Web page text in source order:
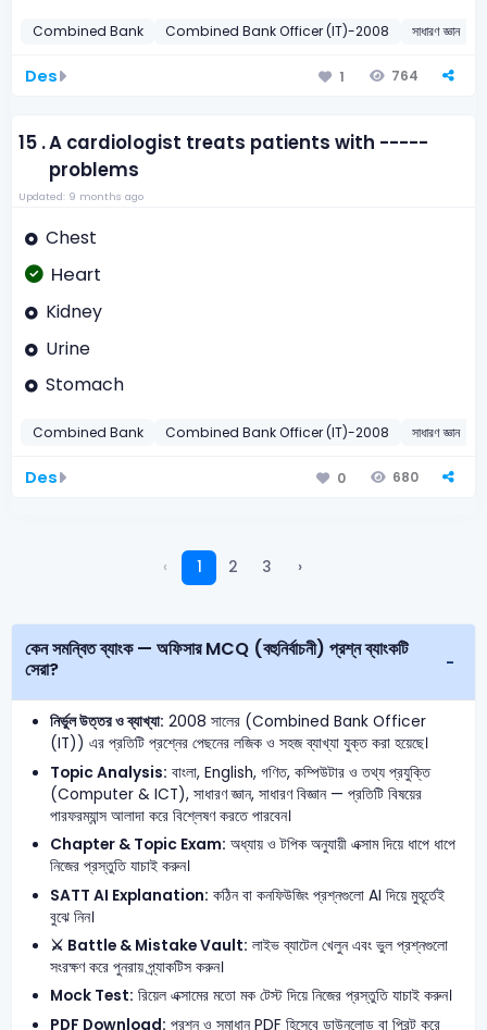
Combined Bank Combined Bank Officer (IT)-2008 সাধারণ জ্ঞান
Des 1 764
15 .A cardiologist treats patients with -----
problems
Updated: 9 months ago
Chest
Heart
Kidney
Urine
Stomach
Combined Bank Combined Bank Officer (IT)-2008 সাধারণ জ্ঞান
Des 0 680
‹ 1 2 3 ›
কেন সমন্বিত ব্যাংক — অফিসার MCQ (বহুনির্বাচনী) প্রশ্ন ব্যাংকটি
সেরা?
নির্ভুল উত্তর ও ব্যাখ্যা: 2008 সালের (Combined Bank Officer
(IT)) এর প্রতিটি প্রশ্নের পেছনের লজিক ও সহজ ব্যাখ্যা যুক্ত করা হয়েছে।
Topic Analysis: বাংলা, English, গণিত, কম্পিউটার ও তথ্য প্রযুক্তি
(Computer & ICT), সাধারণ জ্ঞান, সাধারণ বিজ্ঞান — প্রতিটি বিষয়ের
পারফরম্যান্স আলাদা করে বিশ্লেষণ করতে পারবেন।
Chapter & Topic Exam: অধ্যায় ও টপিক অনুযায়ী এক্সাম দিয়ে ধাপে ধাপে
নিজের প্রস্তুতি যাচাই করুন।
SATT AI Explanation: কঠিন বা কনফিউজিং প্রশ্নগুলো AI দিয়ে মুহূর্তেই
বুঝে নিন।
⚔️ Battle & Mistake Vault: লাইভ ব্যাটেল খেলুন এবং ভুল প্রশ্নগুলো
সংরক্ষণ করে পুনরায় প্র্যাকটিস করুন।
Mock Test: রিয়েল এক্সামের মতো মক টেস্ট দিয়ে নিজের প্রস্তুতি যাচাই করুন।
PDF Download: প্রশ্ন ও সমাধান PDF হিসেবে ডাউনলোড বা প্রিন্ট করে